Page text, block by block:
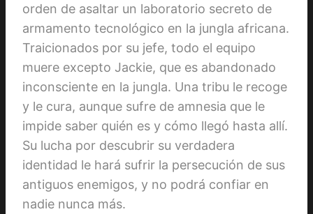
orden de asaltar un laboratorio secreto de
armamento tecnológico en la jungla africana.
Traicionados por su jefe, todo el equipo
muere excepto Jackie, que es abandonado
inconsciente en la jungla. Una tribu le recoge
y le cura, aunque sufre de amnesia que le
impide saber quién es y cómo llegó hasta allí.
Su lucha por descubrir su verdadera
identidad le hará sufrir la persecución de sus
antiguos enemigos, y no podrá confiar en
nadie nunca más.